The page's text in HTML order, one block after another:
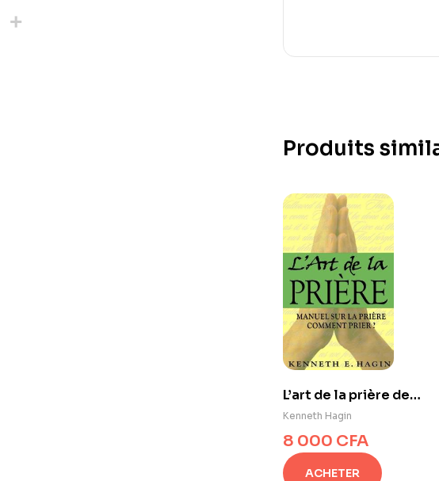
Produits
L’art de la prière de
Kenneth Hagin
Kenneth Hagin
8 000 CFA
ACHETER